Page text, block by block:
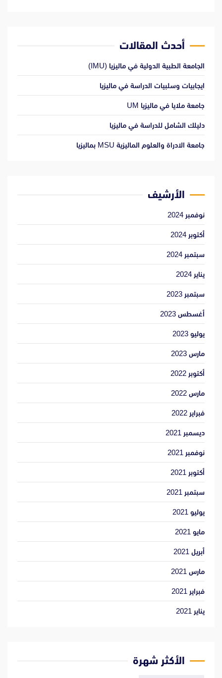
أحدث المقالات
الجامعة الطبية الدولية في ماليزيا (IMU)
ايجابيات وسلبيات الدراسة في ماليزيا
جامعة ملايا في ماليزيا UM
دليلك الشامل للدراسة في ماليزيا
جامعة الادراة والعلوم الماليزية MSU بماليزيا
الأرشيف
نوفمبر 2024
أكتوبر 2024
سبتمبر 2024
يناير 2024
سبتمبر 2023
أغسطس 2023
يوليو 2023
مارس 2023
أكتوبر 2022
مارس 2022
فبراير 2022
ديسمبر 2021
نوفمبر 2021
أكتوبر 2021
سبتمبر 2021
يوليو 2021
مايو 2021
أبريل 2021
مارس 2021
فبراير 2021
يناير 2021
الأكثر شهرة